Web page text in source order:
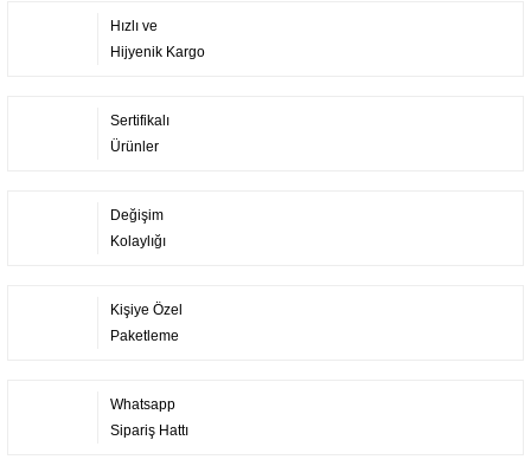
Hızlı ve
Hijyenik Kargo
Sertifikalı
Ürünler
Değişim
Kolaylığı
Kişiye Özel
Paketleme
Whatsapp
Sipariş Hattı